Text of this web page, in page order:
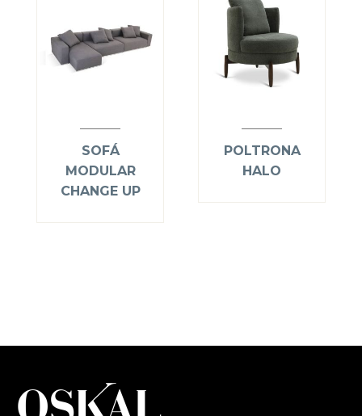
SOFÁ
MODULAR
CHANGE UP
POLTRONA
HALO